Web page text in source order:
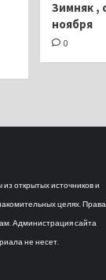
Зимняк ,
ноября
0
открытых источников и
целях.
Администрация сайта
не несет.